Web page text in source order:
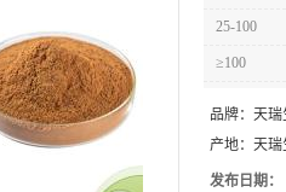
25-100
≥100
品牌： 天瑞
产地： 天瑞
发布日期：